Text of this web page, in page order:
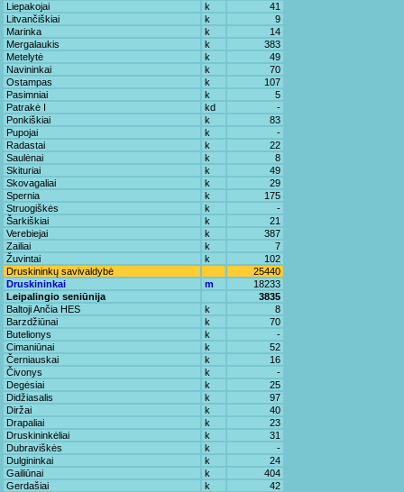
Liepakojai
k
41
Litvančiškiai
k
9
Marinka
k
14
Mergalaukis
k
383
Metelytė
k
49
Navininkai
k
70
Ostampas
k
107
Pasimniai
k
5
Patrakė I
kd
-
Ponkiškiai
k
83
Pupojai
k
-
Radastai
k
22
Saulėnai
k
8
Skituriai
k
49
Skovagaliai
k
29
Spernia
k
175
Struogiškės
k
-
Šarkiškiai
k
21
Verebiejai
k
387
Zailiai
k
7
Žuvintai
k
102
Druskininkų savivaldybė
25440
Druskininkai
m
18233
Leipalingio seniūnija
3835
Baltoji Ančia HES
k
8
Barzdžiūnai
k
70
Butelionys
k
-
Cimaniūnai
k
52
Černiauskai
k
16
Čivonys
k
-
Degėsiai
k
25
Didžiasalis
k
97
Diržai
k
40
Drapaliai
k
23
Druskininkėliai
k
31
Dubraviškės
k
-
Dulgininkai
k
24
Gailiūnai
k
404
Gerdašiai
k
42